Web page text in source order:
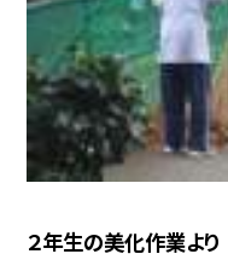
２年生の美化作業より